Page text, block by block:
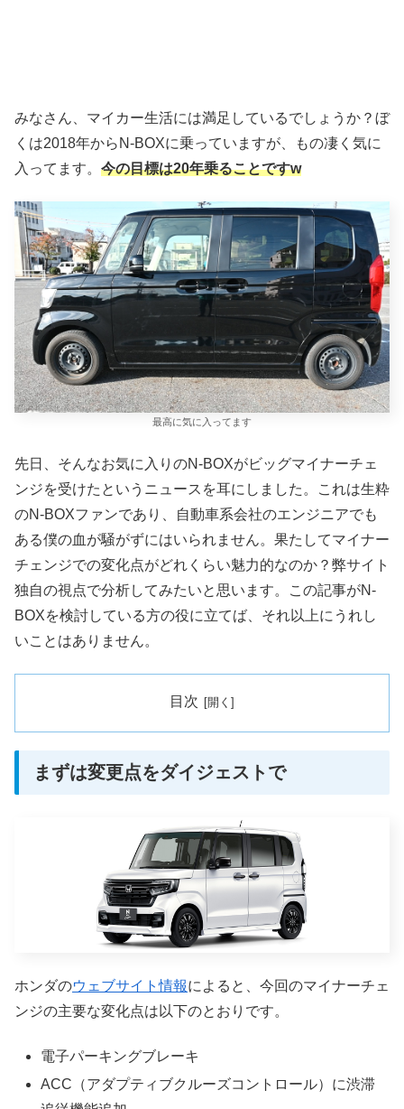
みなさん、マイカー生活には満足しているでしょうか？ぼ
くは2018年からN-BOXに乗っていますが、もの凄く気に
入ってます。 今の目標は20年乗ることですw
最高に気に入ってます
先日、そんなお気に入りのN-BOXがビッグマイナーチェ
ンジを受けたというニュースを耳にしました。これは生粋
のN-BOXファンであり、自動車系会社のエンジニアでも
ある僕の血が騒がずにはいられません。果たしてマイナー
チェンジでの変化点がどれくらい魅力的なのか？弊サイト
独自の視点で分析してみたいと思います。この記事がN-
BOXを検討している方の役に立てば、それ以上にうれし
いことはありません。
目次
まずは変更点をダイジェストで
ホンダのウェブサイト情報によると、今回のマイナーチェ
ンジの主要な変化点は以下のとおりです。
電子パーキングブレーキ
ACC（アダプティブクルーズコントロール）に渋滞